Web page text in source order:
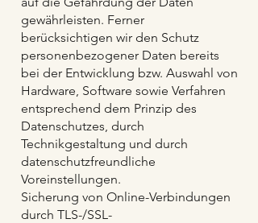
gewährleisten. Ferner
berücksichtigen wir den Schutz
personenbezogener Daten bereits
bei der Entwicklung bzw. Auswahl von
Hardware, Software sowie Verfahren
entsprechend dem Prinzip des
Datenschutzes, durch
Technikgestaltung und durch
datenschutzfreundliche
Voreinstellungen.
Sicherung von Online-Verbindungen
durch TLS-/SSL-